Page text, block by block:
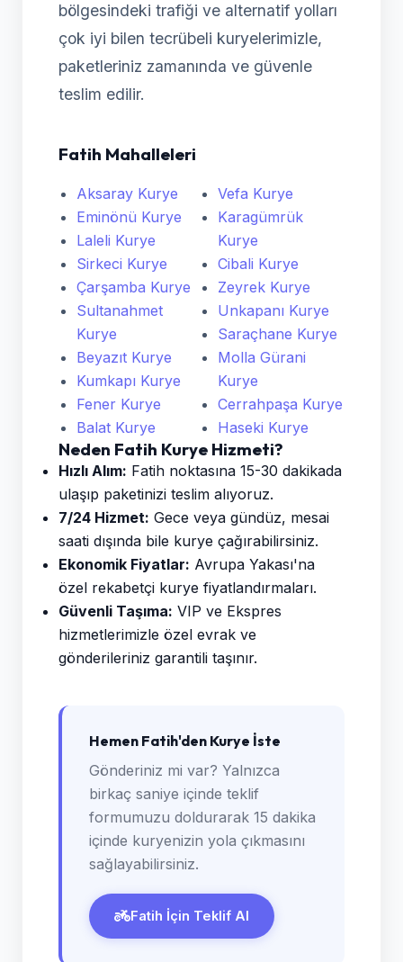
bölgesindeki trafiği ve alternatif yolları
çok iyi bilen tecrübeli kuryelerimizle,
paketleriniz zamanında ve güvenle
teslim edilir.
Fatih Mahalleleri
Aksaray Kurye
Eminönü Kurye
Laleli Kurye
Sirkeci Kurye
Çarşamba Kurye
Sultanahmet
Kurye
Beyazıt Kurye
Kumkapı Kurye
Fener Kurye
Balat Kurye
Vefa Kurye
Karagümrük
Kurye
Cibali Kurye
Zeyrek Kurye
Unkapanı Kurye
Saraçhane Kurye
Molla Gürani
Kurye
Cerrahpaşa Kurye
Haseki Kurye
Neden Fatih Kurye Hizmeti?
Hızlı Alım: Fatih noktasına 15-30 dakikada
ulaşıp paketinizi teslim alıyoruz.
7/24 Hizmet: Gece veya gündüz, mesai
saati dışında bile kurye çağırabilirsiniz.
Ekonomik Fiyatlar: Avrupa Yakası'na
özel rekabetçi kurye fiyatlandırmaları.
Güvenli Taşıma: VIP ve Ekspres
hizmetlerimizle özel evrak ve
gönderileriniz garantili taşınır.
Hemen Fatih'den Kurye İste
Gönderiniz mi var? Yalnızca
birkaç saniye içinde teklif
formumuzu doldurarak 15 dakika
içinde kuryenizin yola çıkmasını
sağlayabilirsiniz.
Fatih İçin Teklif Al